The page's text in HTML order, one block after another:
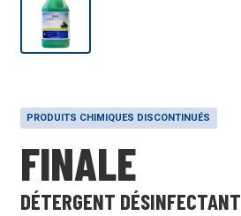
PRODUITS CHIMIQUES DISCONTINUÉS
FINALE
DÉTERGENT DÉSINFECTANT